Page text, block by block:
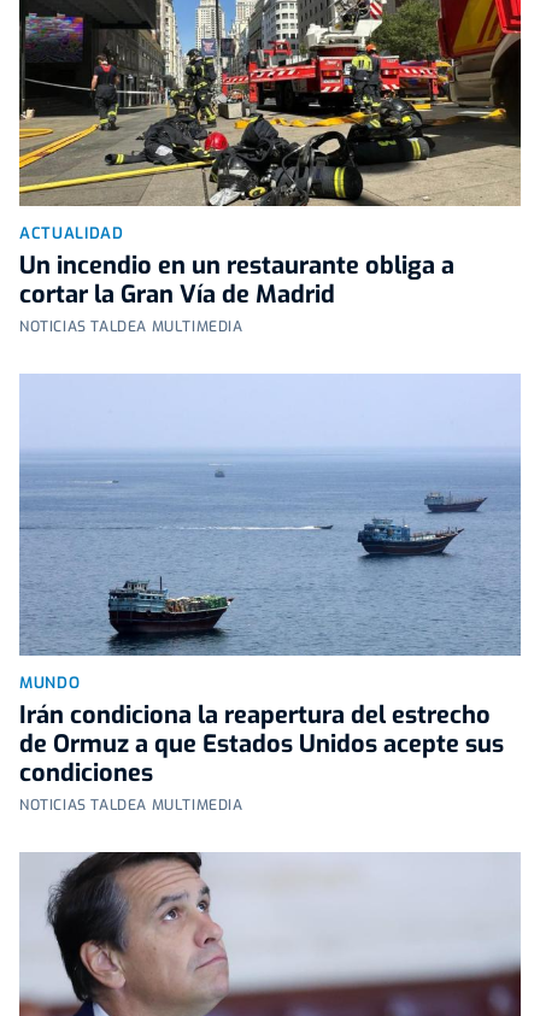
ACTUALIDAD
Un incendio en un restaurante obliga a
cortar la Gran Vía de Madrid
NOTICIAS TALDEA MULTIMEDIA
MUNDO
Irán condiciona la reapertura del estrecho
de Ormuz a que Estados Unidos acepte sus
condiciones
NOTICIAS TALDEA MULTIMEDIA